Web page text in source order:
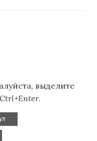
выделите
Ctrl+Enter.